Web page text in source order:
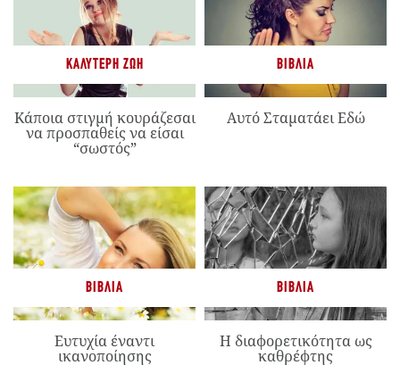
ΚΑΛΎΤΕΡΗ ΖΩΉ
Κάποια στιγμή κουράζεσαι
να προσπαθείς να είσαι
“σωστός”
ΒΙΒΛΊΑ
Αυτό Σταματάει Εδώ
ΒΙΒΛΊΑ
Ευτυχία έναντι
ικανοποίησης
ΒΙΒΛΊΑ
Η διαφορετικότητα ως
καθρέφτης